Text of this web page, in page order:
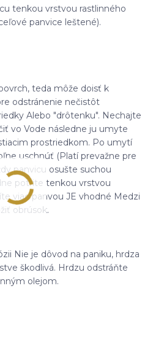
tenkou vrstvou rastlinného
panvice leštené).
teda môže doisť k
odstránenie nečistôt
Alebo "drôtenku". Nechajte
vo Vode následne ju umyte
prostriedkom. Po umytí
uschnúť (Platí prevažne pre
panvicu osušte suchou
potrite tenkou vrstvou
viac panvou JE vhodné Medzi
obrúsok.
Nie je dôvod na paniku, hrdza
škodlivá. Hrdzu odstráňte
olejom.